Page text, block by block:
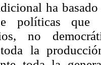
ha
políticas que
no
toda la